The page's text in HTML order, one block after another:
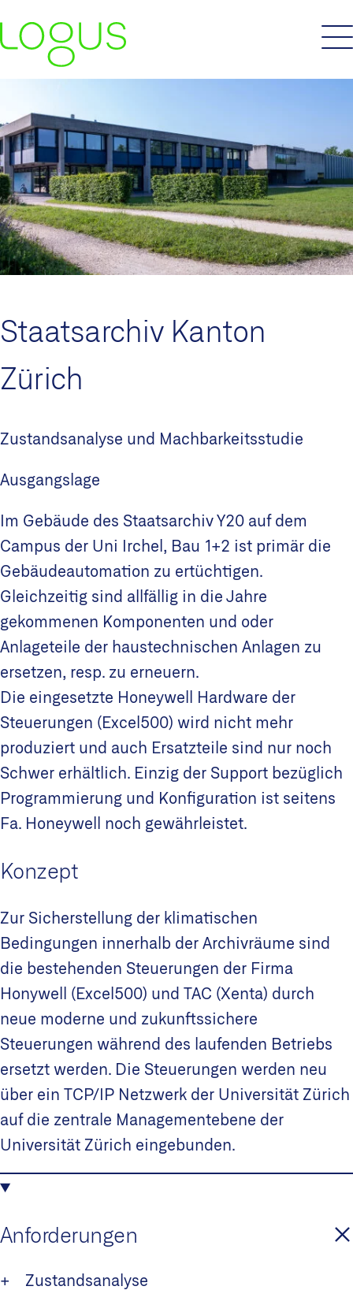
Staatsarchiv Kanton
Zürich
Zustandsanalyse und Machbarkeitsstudie
Ausgangslage
Im Gebäude des Staatsarchiv Y20 auf dem
Campus der Uni Irchel, Bau 1+2 ist primär die
Gebäudeautomation zu ertüchtigen.
Gleichzeitig sind allfällig in die Jahre
gekommenen Komponenten und oder
Anlageteile der haustechnischen Anlagen zu
ersetzen, resp. zu erneuern.
Die eingesetzte Honeywell Hardware der
Steuerungen (Excel500) wird nicht mehr
produziert und auch Ersatzteile sind nur noch
Schwer erhältlich. Einzig der Support bezüglich
Programmierung und Konfiguration ist seitens
Fa. Honeywell noch gewährleistet.
Konzept
Zur Sicherstellung der klimatischen
Bedingungen innerhalb der Archivräume sind
die bestehenden Steuerungen der Firma
Honywell (Excel500) und TAC (Xenta) durch
neue moderne und zukunftssichere
Steuerungen während des laufenden Betriebs
ersetzt werden. Die Steuerungen werden neu
über ein TCP/IP Netzwerk der Universität Zürich
auf die zentrale Managementebene der
Universität Zürich eingebunden.
Anforderungen
+ Zustandsanalyse